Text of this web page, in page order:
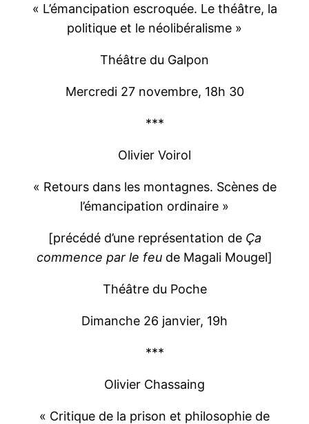
« L’émancipation escroquée. Le théâtre, la
politique et le néolibéralisme »
Théâtre du Galpon
Mercredi 27 novembre, 18h 30
***
Olivier Voirol
« Retours dans les montagnes. Scènes de
l’émancipation ordinaire »
[précédé d’une représentation de Ça
commence par le feu de Magali Mougel]
Théâtre du Poche
Dimanche 26 janvier, 19h
***
Olivier Chassaing
« Critique de la prison et philosophie de